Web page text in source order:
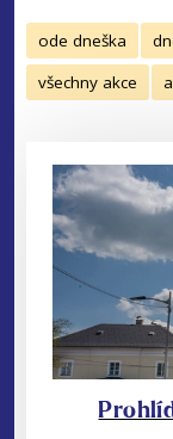
ode dneška
všechny akce